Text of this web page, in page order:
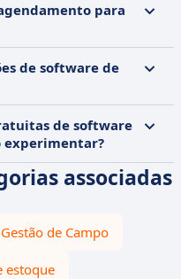
para
de software de
de software
experimentar?
associadas
Gestão de Campo
estoque